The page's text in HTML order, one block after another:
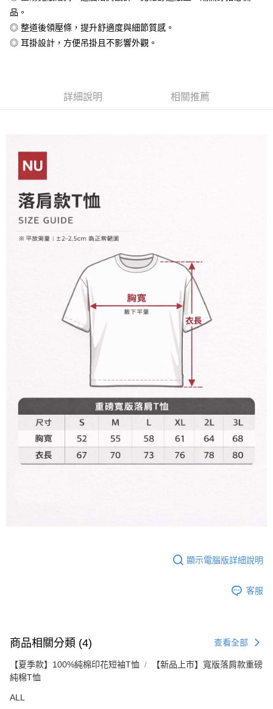
成交易。
3.實際核准額度、可分期數及費用金額請依後續交易確認頁面所載為準。
4.訂單成立30分鐘內，如未前往確認交易或遇審核未通過，訂單將自動取
消。如遇「轉專審核」未通過狀況，表示未達大哥付你分期系統評分，恕無
法說明評估內容。
2.透過簡訊連結打開帳單後，可選擇「超商條碼／台灣大直營門市／銀行轉
帳／街口支付／iPASS MONEY」等通路繳費。
2.基於同意付款使用「大哥付你分期」之契約關係目的，商店將以您的個人
資料（包含姓名、電話或地址）提供予台灣大哥大進項蒐集、處理及利用，
由本公司與您本人進行分期帳單所需資料之確認、核對及更正。
3.完整用戶服務條款，請詳閱以下連結：
AFTEE先享後付是「在收到商品之後才付款」的支付方式。 讓您購物簡單
１．簡單：不需註冊會員、不需綁卡、不需儲值。
２．便利：只要手機號碼，簡訊認證，即可結帳。
結帳頁面，進行簡訊認證並確認金額後，即可完成結帳。
購買商品的店家。未經商家同意取消之訂單仍視為有效，需透過AFTEE先享
後付繳納相關費用。
※ 交易是否成功請以「AFTEE先享後付 」之結帳頁面顯示為準，若有關於
客戶支援中心」https://netprotections.freshdesk.com/support/home
【注意事項】
易，需依本服務之必要範圍內提供個人資料，並將交易相關給付款項請求債
２．關於個人資料處理事宜，請瀏覽以下網址：
https://aftee.tw/terms/#terms3
３．未成年的使用者請事先徵得法定代理人或監護人之同意方可使用
「AFTEE先享後付」，若未經同意申辦者引起之損失，本公司不負相關責
４．使用「AFTEE先享後付」時，將依據個別帳號之用戶狀況，依本公司即
時審查核予不同之上限額度；若仍有額度不足之情形，本公司將視審查結果
請求用戶進行身份認證。
５．嚴禁一人註冊多個帳號或使用他人資訊註冊。若發現惡意使用之情形，
ATM付款
運送方式
付款後全家取貨
每筆NT$65，滿NT$899(含以上)免運費
付款後7-11取貨
每筆NT$60，滿NT$899(含以上)免運費
品。
◎ 整道後領壓條，提升舒適度與細節質感。
◎ 耳掛設計，方便吊掛且不影響外觀。
詳細說明 相關推薦
顯示電腦版詳細說明
客服
商品相關分類 (4) 查看全部
【夏季款】100%純棉印花短袖T恤
【新品上市】寬版落肩款重磅
純棉T恤
ALL